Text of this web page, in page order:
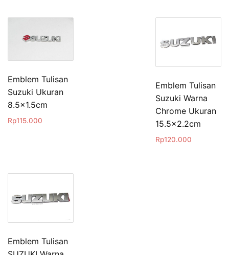
Emblem Tulisan
Suzuki Ukuran
8.5×1.5cm
Rp115.000
Emblem Tulisan
Suzuki Warna
Chrome Ukuran
15.5×2.2cm
Rp120.000
Emblem Tulisan